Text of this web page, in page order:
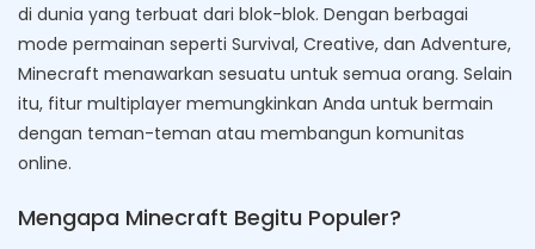
di dunia yang terbuat dari blok-blok. Dengan berbagai
mode permainan seperti Survival, Creative, dan Adventure,
Minecraft menawarkan sesuatu untuk semua orang. Selain
itu, fitur multiplayer memungkinkan Anda untuk bermain
dengan teman-teman atau membangun komunitas
online.
Mengapa Minecraft Begitu Populer?